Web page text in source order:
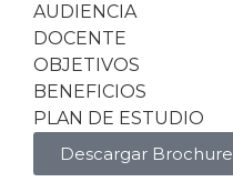
AUDIENCIA
DOCENTE
OBJETIVOS
BENEFICIOS
PLAN DE ESTUDIO
Descargar Brochure